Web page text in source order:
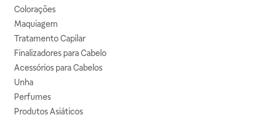
Colorações
Maquiagem
Tratamento Capilar
Finalizadores para Cabelo
Acessórios para Cabelos
Unha
Perfumes
Produtos Asiáticos